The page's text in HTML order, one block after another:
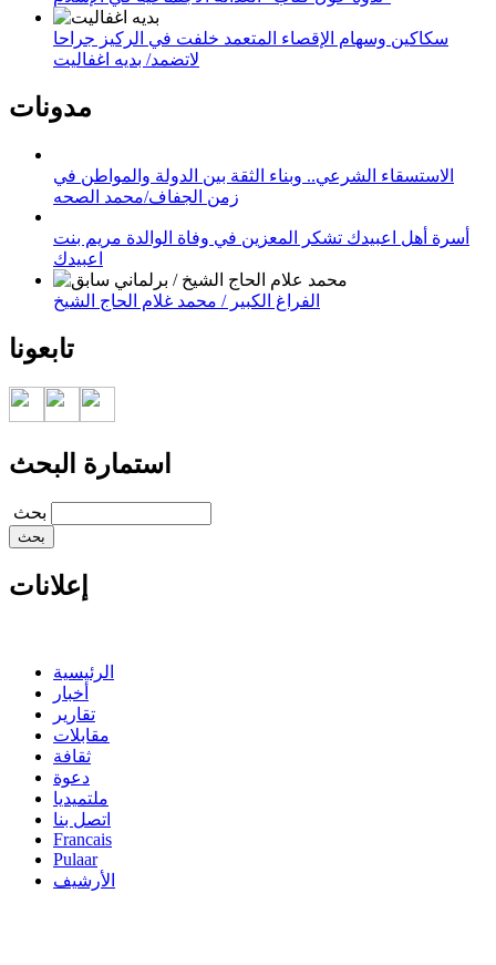
سكاكين وسهام الإقصاء المتعمد خلفت في الركيز جراحا
لاتضمد/ بديه اغفاليت
مدونات
الاستسقاء الشرعي.. وبناء الثقة بين الدولة والمواطن في
زمن الجفاف/محمد الصحه
أسرة أهل اعبيدك تشكر المعزين في وفاة الوالدة مريم بنت
اعبيدك
الفراغ الكبير / محمد غلام الحاج الشيخ
تابعونا
استمارة البحث
‏بحث ‏
إعلانات
الرئيسية
أخبار
تقارير
مقابلات
ثقافة
دعوة
ملتميديا
اتصل بنا
Francais
Pulaar
الأرشيف